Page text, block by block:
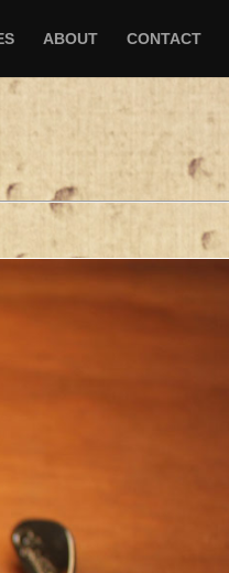
ABOUT CONTACT